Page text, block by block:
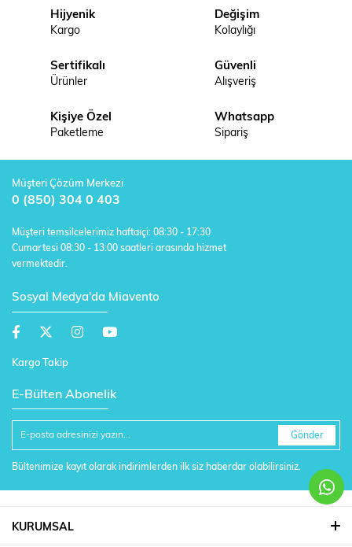
Hijyenik
Kargo
Değişim
Kolaylığı
Sertifikalı
Ürünler
Güvenli
Alışveriş
Kişiye Özel
Paketleme
Whatsapp
Sipariş
Müşteri Çözüm Merkezi
0 (850) 304 0 403
Müşteri temsilcelerimiz haftaiçi: 08:30 - 17:30
Cumartesi 08:30 - 13:00 saatleri arasında hizmet
vermektedir.
Sosyal Medya'da Miavento
Kargo Takip
E-Bülten Abonelik
Gönder
Bültenimize kayıt olarak indirimlerden ilk siz haberdar olabilirsiniz.
KURUMSAL